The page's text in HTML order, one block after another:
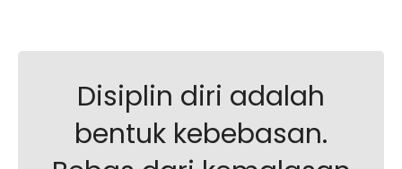
Disiplin diri adalah
bentuk kebebasan.